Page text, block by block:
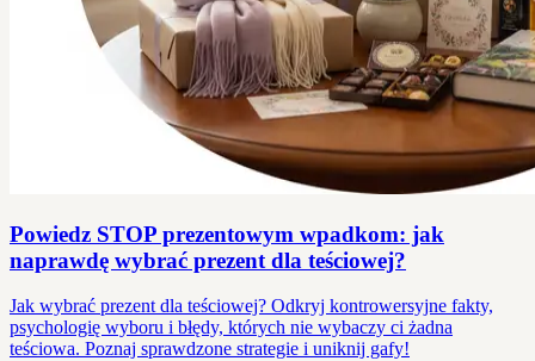
Powiedz STOP prezentowym wpadkom: jak
naprawdę wybrać prezent dla teściowej?
Jak wybrać prezent dla teściowej? Odkryj kontrowersyjne fakty,
psychologię wyboru i błędy, których nie wybaczy ci żadna
teściowa. Poznaj sprawdzone strategie i uniknij gafy!